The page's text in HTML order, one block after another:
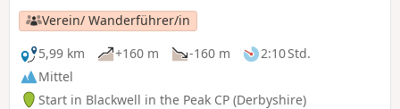
Verein/ Wanderführer/in
5,99 km
+160 m -160 m
2:10 Std.
Mittel
Start in Blackwell in the Peak CP (Derbyshire)